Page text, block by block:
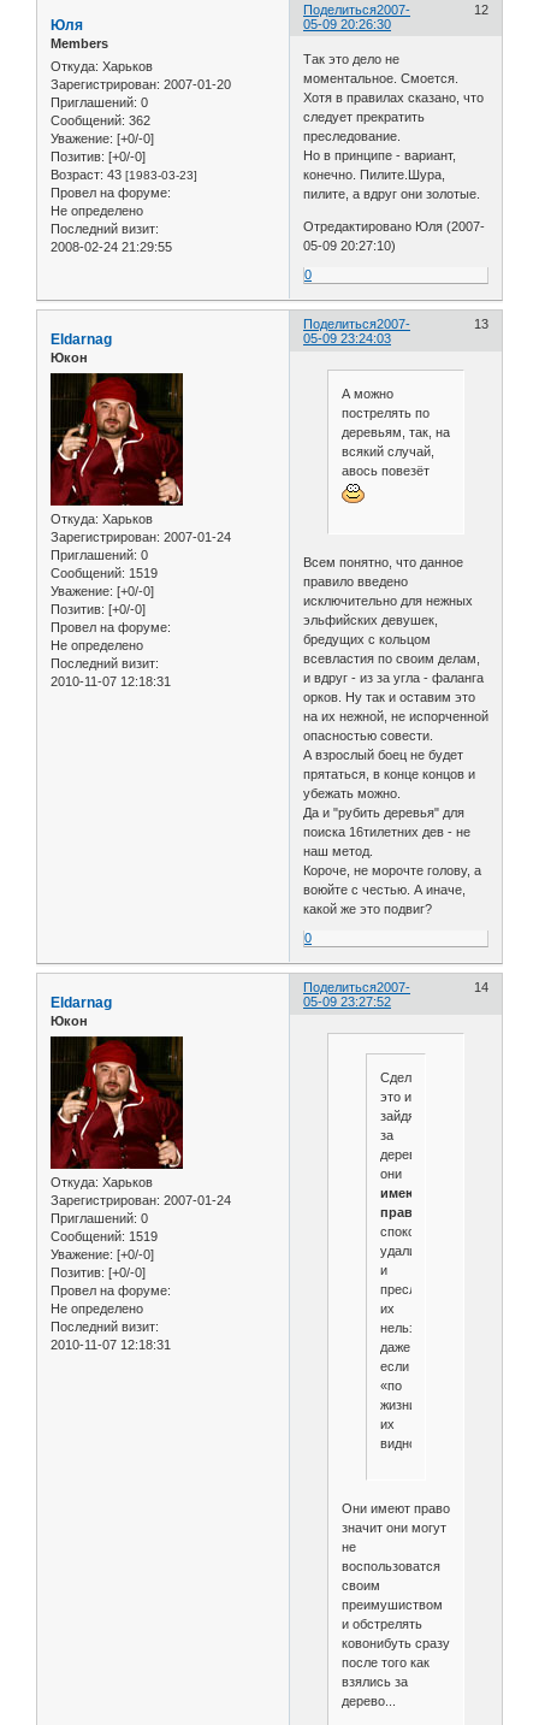
Поделиться 12
2007-
05-09 20:26:30
Юля
Members
Откуда: Харьков
Зарегистрирован: 2007-01-20
Приглашений: 0
Сообщений: 362
Уважение: [+0/-0]
Позитив: [+0/-0]
Возраст: 43 [1983-03-23]
Провел на форуме:
Не определено
Последний визит:
2008-02-24 21:29:55
Так это дело не
моментальное. Смоется.
Хотя в правилах сказано, что
следует прекратить
преследование.
Но в принципе - вариант,
конечно. Пилите.Шура,
пилите, а вдруг они золотые.
Отредактировано Юля (2007-
05-09 20:27:10)
0
Поделиться 13
2007-
05-09 23:24:03
Eldarnag
Юкон
Откуда: Харьков
Зарегистрирован: 2007-01-24
Приглашений: 0
Сообщений: 1519
Уважение: [+0/-0]
Позитив: [+0/-0]
Провел на форуме:
Не определено
Последний визит:
2010-11-07 12:18:31
А можно
пострелять по
деревьям, так, на
всякий случай,
авось повезёт
Всем понятно, что данное
правило введено
исключительно для нежных
эльфийских девушек,
бредущих с кольцом
всевластия по своим делам,
и вдруг - из за угла - фаланга
орков. Ну так и оставим это
на их нежной, не испорченной
опасностью совести.
А взрослый боец не будет
прятаться, в конце концов и
убежать можно.
Да и "рубить деревья" для
поиска 16тилетних дев - не
наш метод.
Короче, не морочте голову, а
воюйте с честью. А иначе,
какой же это подвиг?
0
Поделиться 14
2007-
05-09 23:27:52
Eldarnag
Юкон
Откуда: Харьков
Зарегистрирован: 2007-01-24
Приглашений: 0
Сообщений: 1519
Уважение: [+0/-0]
Позитив: [+0/-0]
Провел на форуме:
Не определено
Последний визит:
2010-11-07 12:18:31
Сделав
это и
зайдя
за
дерево,
они
имеют
право
спокойно
удалиться,
и
преследовать
их
нельзя,
даже
если
«по
жизни»
их
видно.
Они имеют право
значит они могут
не
воспользоватся
своим
преимушиством
и обстрелять
ковонибуть сразу
после того как
взялись за
дерево...